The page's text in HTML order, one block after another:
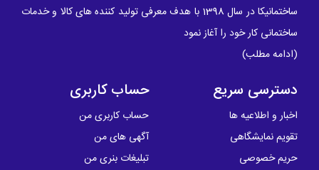
ساختمانیکا در سال 1398 با هدف معرفی تولید کننده های کالا و خدمات
ساختمانی کار خود را آغاز نمود
(ادامه مطلب)
دسترسی سریع
اخبار و اطلاعیه ها
تقویم نمایشگاهی
حریم خصوصی
حساب کاربری
حساب کاربری من
آگهی های من
تبلیغات بنری من